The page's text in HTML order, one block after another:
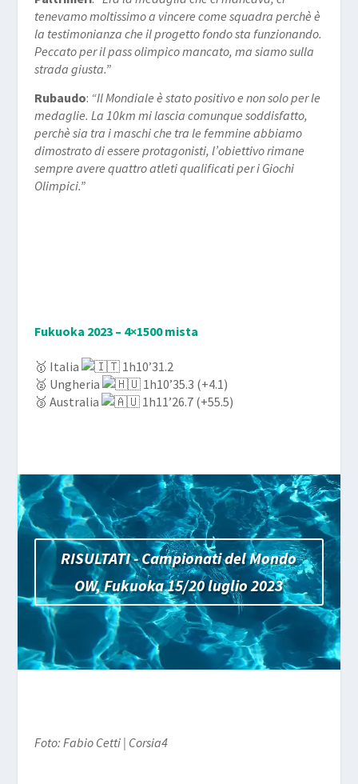
tenevamo moltissimo a vincere come squadra perchè è
la testimonianza che il progetto fondo sta funzionando.
Peccato per il pass olimpico mancato, ma siamo sulla
strada giusta.”
Rubaudo: “Il Mondiale è stato positivo e non solo per le
medaglie. La 10km mi lascia comunque soddisfatto,
perchè sia tra i maschi che tra le femmine abbiamo
dimostrato di essere protagonisti, l’obiettivo rimane
sempre avere quattro atleti qualificati per i Giochi
Olimpici.”
Fukuoka 2023 – 4×1500 mista
🥇 Italia
1h10’31.2
🥈 Ungheria
1h10’35.3 (+4.1)
🥉 Australia
1h11’26.7 (+55.5)
RISULTATI - Campionati del Mondo
OW, Fukuoka 15/20 luglio 2023
Foto: Fabio Cetti | Corsia4